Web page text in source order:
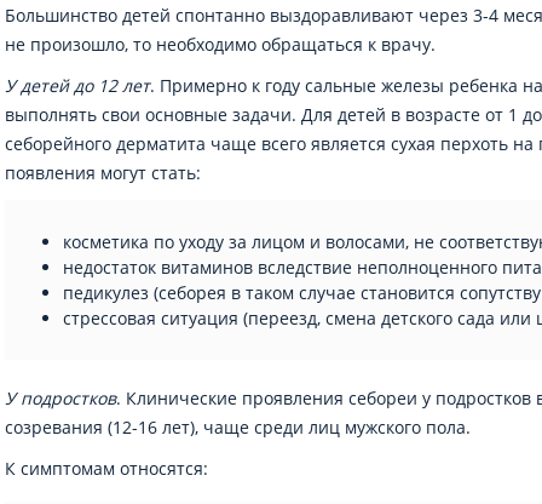
Большинство детей спонтанно выздоравливают через 3-4
не произошло, то необходимо обращаться к врачу.
У детей до 12 лет. Примерно к году сальные железы ребенка
выполнять свои основные задачи. Для детей в возрасте от 1
себорейного дерматита чаще всего является сухая перхоть
появления могут стать:
косметика по уходу за лицом и волосами, не
недостаток витаминов вследствие неполноценного
педикулез (себорея в таком случае становится
стрессовая ситуация (переезд, смена детского сада
У подростков. Клинические проявления себореи у подростков
созревания (12-16 лет), чаще среди лиц мужского пола.
К симптомам относятся: